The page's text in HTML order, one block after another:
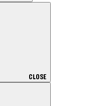
CLOSE